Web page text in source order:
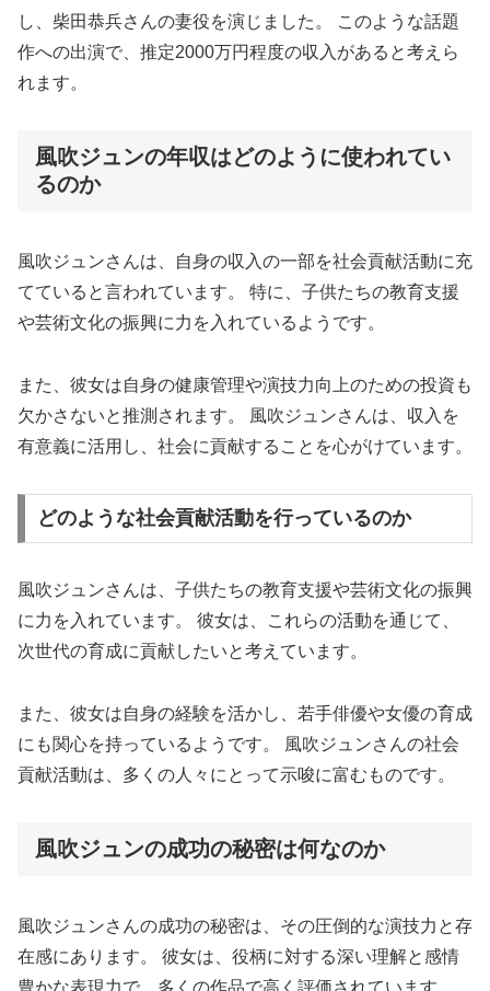
し、柴田恭兵さんの妻役を演じました。 このような話題
作への出演で、推定2000万円程度の収入があると考えら
れます。
風吹ジュンの年収はどのように使われてい
るのか
風吹ジュンさんは、自身の収入の一部を社会貢献活動に充
てていると言われています。 特に、子供たちの教育支援
や芸術文化の振興に力を入れているようです。
また、彼女は自身の健康管理や演技力向上のための投資も
欠かさないと推測されます。 風吹ジュンさんは、収入を
有意義に活用し、社会に貢献することを心がけています。
どのような社会貢献活動を行っているのか
風吹ジュンさんは、子供たちの教育支援や芸術文化の振興
に力を入れています。 彼女は、これらの活動を通じて、
次世代の育成に貢献したいと考えています。
また、彼女は自身の経験を活かし、若手俳優や女優の育成
にも関心を持っているようです。 風吹ジュンさんの社会
貢献活動は、多くの人々にとって示唆に富むものです。
風吹ジュンの成功の秘密は何なのか
風吹ジュンさんの成功の秘密は、その圧倒的な演技力と存
在感にあります。 彼女は、役柄に対する深い理解と感情